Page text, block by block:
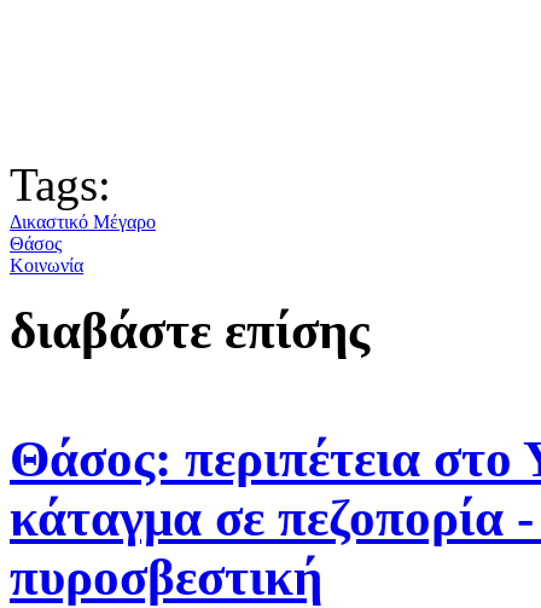
Tags:
Δικαστικό Μέγαρο
Θάσος
Κοινωνία
διαβάστε επίσης
Θάσος: περιπέτεια στο
κάταγμα σε πεζοπορία
πυροσβεστική